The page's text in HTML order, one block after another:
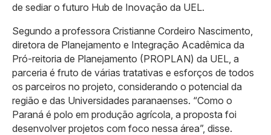
de sediar o futuro Hub de Inovação da UEL.
Segundo a professora Cristianne Cordeiro Nascimento,
diretora de Planejamento e Integração Acadêmica da
Pró-reitoria de Planejamento (PROPLAN) da UEL, a
parceria é fruto de várias tratativas e esforços de todos
os parceiros no projeto, considerando o potencial da
região e das Universidades paranaenses. “Como o
Paraná é polo em produção agrícola, a proposta foi
desenvolver projetos com foco nessa área”, disse.